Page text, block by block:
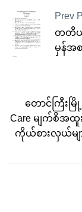
Prev
တတိယ
မှန်အ
တောင်ကြီးမြို့
Care မျက်စိအ
ကိုယ်စားလှယ်မျ